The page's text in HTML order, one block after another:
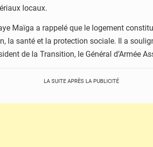
locaux.
Maïga a rappelé que le logement
la santé et la protection sociale. Il a
de la Transition, le Général d’Armée
LA SUITE APRÈS LA PUBLICITÉ